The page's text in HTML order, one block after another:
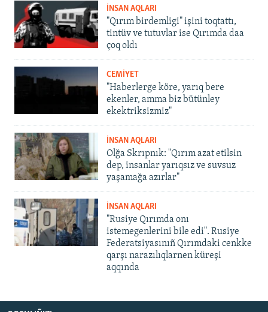
İNSAN AQLARI
"Qırım birdemligi" işini toqtattı,
tintüv ve tutuvlar ise Qırımda daa
çoq oldı
CEMİYET
"Haberlerge köre, yarıq bere
ekenler, amma biz bütünley
ekektriksizmiz"
İNSAN AQLARI
Olğa Skrıpnık: "Qırım azat etilsin
dep, insanlar yarıqsız ve suvsuz
yaşamağa azırlar"
İNSAN AQLARI
"Rusiye Qırımda onı
istemegenlerini bile edi". Rusiye
Federatsiyasınıñ Qırımdaki cenkke
qarşı narazılıqlarnen küreşi
aqqında